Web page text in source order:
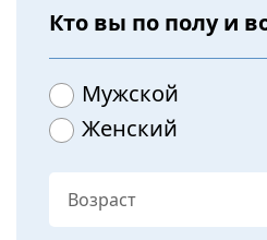
Кто вы по полу и
Мужской
Женский